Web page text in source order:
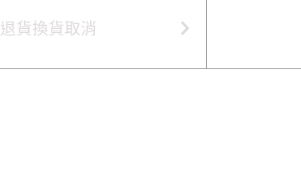
退貨換貨取消